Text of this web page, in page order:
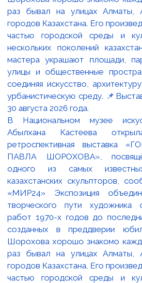
В Национальном музее
Абылхана Кастеева
ретроспективная выставка
ПАВЛА ШОРОХОВА»,
одного из самых
казахстанских скульпторов,
«МИР24» Экспозиция
творческого пути художника
работ 1970-х годов до
созданных в преддверии
Шорохова хорошо знакомо
раз бывал на улицах Алматы,
городов Казахстана. Его
частью городской среды и